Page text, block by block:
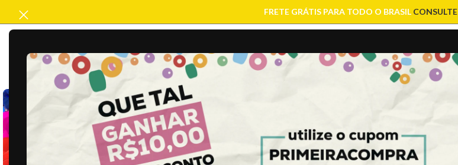
FRETE GRÁTIS PARA TODO O BRASIL
ACABAMENTOARTESANATOBASESCONTAS CORRENTESENTREMEIOSFIOS E CORDÕES